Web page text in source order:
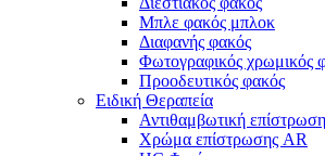
Μπλε φακός μπλοκ
Διαφανής φακός
Φωτογραφικός χρωμικός
Προοδευτικός φακός
Ειδική Θεραπεία
Αντιθαμβωτική επίστρωση
Χρώμα επίστρωσης AR